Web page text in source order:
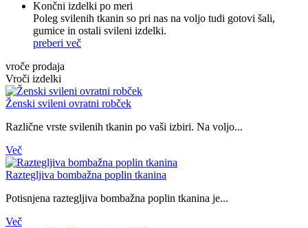
Končni izdelki po meri
Poleg svilenih tkanin so pri nas na voljo tudi gotovi šali,
gumice in ostali svileni izdelki.
preberi več
vroče prodaja
Vroči izdelki
Ženski svileni ovratni robček
Različne vrste svilenih tkanin po vaši izbiri. Na voljo...
Več
Raztegljiva bombažna poplin tkanina
Potisnjena raztegljiva bombažna poplin tkanina je...
Več